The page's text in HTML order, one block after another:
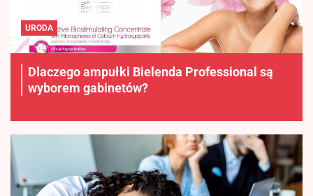
URODA
Dlaczego ampułki Bielenda Professional są
wyborem gabinetów?